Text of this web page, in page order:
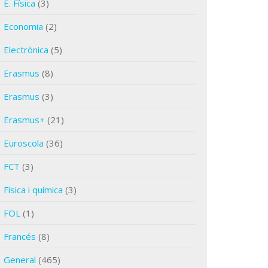
E. Física (3)
Economia (2)
Electrònica (5)
Erasmus (8)
Erasmus (3)
Erasmus+ (21)
Euroscola (36)
FCT (3)
Física i química (3)
FOL (1)
Francés (8)
General (465)